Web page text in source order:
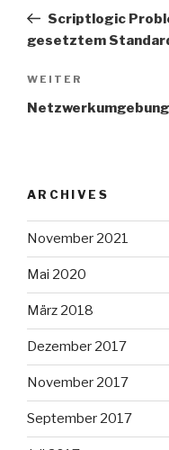
Beitrag
Scriptlogic
gesetztem
Nächster
Beitrag
WEITER
ARCHIVES
November 2021
Mai 2020
März 2018
Dezember 2017
November 2017
September 2017